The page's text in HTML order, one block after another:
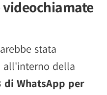
stata
all'interno della
di WhatsApp per